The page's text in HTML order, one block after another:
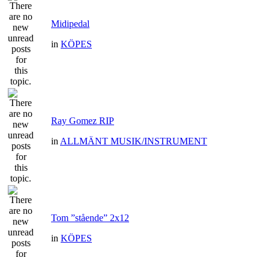
Midipedal
in KÖPES
Ray Gomez RIP
in ALLMÄNT MUSIK/INSTRUMENT
Tom ”stående” 2x12
in KÖPES